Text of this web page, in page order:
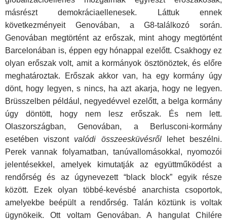
másrészt demokráciaellenesek. Láttuk ennek
következményeit Genovában, a G8-találkozó során.
Genovában megtörtént az erőszak, mint ahogy megtörtént
Barcelonában is, éppen egy hónappal ezelőtt. Csakhogy ez
olyan erőszak volt, amit a kormányok ösztönöztek, és előre
meghatároztak. Erőszak akkor van, ha egy kormány úgy
dönt, hogy legyen, s nincs, ha azt akarja, hogy ne legyen.
Brüsszelben például, negyedévvel ezelőtt, a belga kormány
úgy döntött, hogy nem lesz erőszak. És nem lett.
Olaszországban, Genovában, a Berlusconi-kormány
esetében viszont valódi összeesküvésrőllehet beszélni.
Perek vannak folyamatban, tanúvallomásokkal, nyomozói
jelentésekkel, amelyek kimutatják az együttműködést a
rendőrség és az úgynevezett “black block” egyik része
között. Ezek olyan többé-kevésbé anarchista csoportok,
amelyekbe beépült a rendőrség. Talán köztünk is voltak
ügynökeik. Ott voltam Genovában. A hangulat Chilére